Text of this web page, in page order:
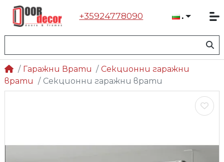
+35924778090
Гаражни Врати
Секционни гаражни
врати
Секционни гаражни врати